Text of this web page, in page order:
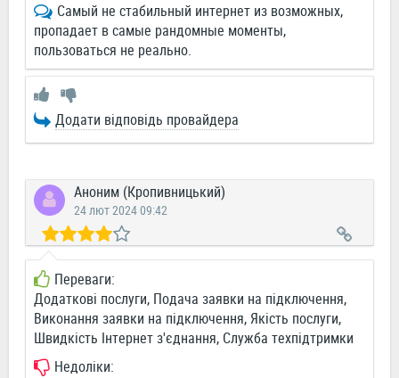
Самый не стабильный интернет из возможных,
пропадает в самые рандомные моменты,
пользоваться не реально.
Додати відповідь провайдера
Аноним (Кропивницький)
24 лют 2024 09:42
Переваги:
Додаткові послуги, Подача заявки на підключення,
Виконання заявки на підключення, Якість послуги,
Швидкість Інтернет з'єднання, Служба техпідтримки
Недоліки: